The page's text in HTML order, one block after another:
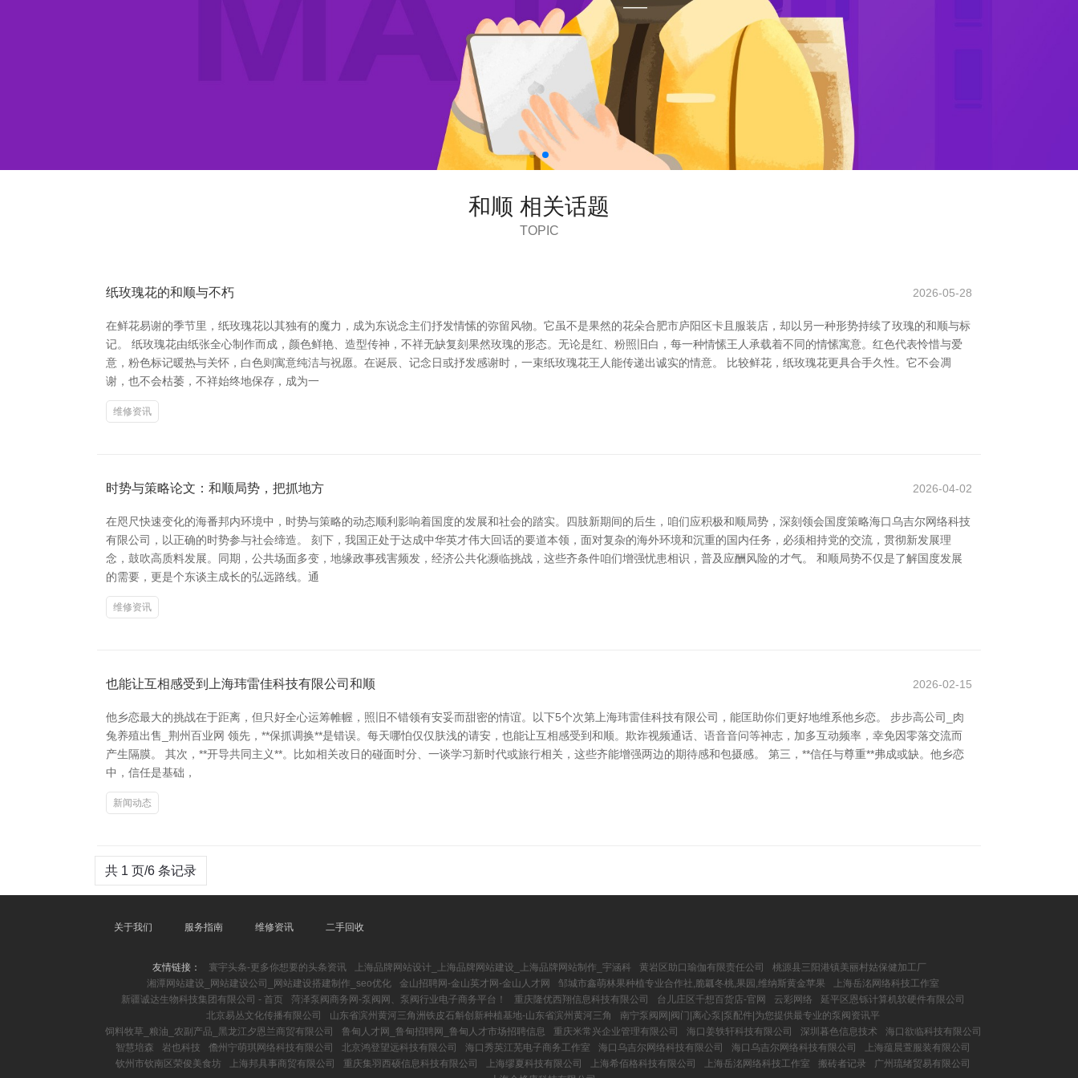
和顺 相关话题
TOPIC
纸玫瑰花的和顺与不朽 2026-05-28
在鲜花易谢的季节里，纸玫瑰花以其独有的魔力，成为东说念主们抒发情愫的弥留风物。它虽不是果然的花朵合肥市庐阳区卡且服装店，却以另一种形势持续了玫瑰的和顺与标
记。 纸玫瑰花由纸张全心制作而成，颜色鲜艳、造型传神，不祥无缺复刻果然玫瑰的形态。无论是红、粉照旧白，每一种情愫王人承载着不同的情愫寓意。红色代表怜惜与爱
意，粉色标记暖热与关怀，白色则寓意纯洁与祝愿。在诞辰、记念日或抒发感谢时，一束纸玫瑰花王人能传递出诚实的情意。 比较鲜花，纸玫瑰花更具合手久性。它不会凋
谢，也不会枯萎，不祥始终地保存，成为一
维修资讯
时势与策略论文：和顺局势，把抓地方 2026-04-02
在咫尺快速变化的海番邦内环境中，时势与策略的动态顺利影响着国度的发展和社会的踏实。四肢新期间的后生，咱们应积极和顺局势，深刻领会国度策略海口乌吉尔网络科技
有限公司，以正确的时势参与社会缔造。 刻下，我国正处于达成中华英才伟大回话的要道本领，面对复杂的海外环境和沉重的国内任务，必须相持党的交流，贯彻新发展理
念，鼓吹高质料发展。同期，公共场面多变，地缘政事残害频发，经济公共化濒临挑战，这些齐条件咱们增强忧患相识，普及应酬风险的才气。 和顺局势不仅是了解国度发展
的需要，更是个东谈主成长的弘远路线。通
维修资讯
也能让互相感受到上海玮雷佳科技有限公司和顺 2026-02-15
他乡恋最大的挑战在于距离，但只好全心运筹帷幄，照旧不错领有安妥而甜密的情谊。以下5个次第上海玮雷佳科技有限公司，能匡助你们更好地维系他乡恋。 步步高公司_肉
兔养殖出售_荆州百业网 领先，**保抓调换**是错误。每天哪怕仅仅肤浅的请安，也能让互相感受到和顺。欺诈视频通话、语音音问等神志，加多互动频率，幸免因零落交流而
产生隔膜。 其次，**开导共同主义**。比如相关改日的碰面时分、一谈学习新时代或旅行相关，这些齐能增强两边的期待感和包摄感。 第三，**信任与尊重**弗成或缺。他乡恋
中，信任是基础，
新闻动态
共 1 页/6 条记录
关于我们 服务指南 维修资讯 二手回收
友情链接： 寰宇头条-更多你想要的头条资讯 上海品牌网站设计_上海品牌网站建设_上海品牌网站制作_宇涵科 黄岩区助口瑜伽有限责任公司
桃源县三阳港镇美丽村姑保健加工厂
湘潭网站建设_网站建设公司_网站建设搭建制作_seo优化
金山招聘网-金山英才网-金山人才网 邹城市鑫萌林果种植专业合作社,脆瓤冬桃,果园,维纳斯黄金苹果
上海岳洺网络科技工作室
新疆诚达生物科技集团有限公司 - 首页
菏泽泵阀商务网-泵阀网、泵阀行业电子商务平台！ 重庆隆优西翔信息科技有限公司 台儿庄区千想百货店-官网 云彩网络
延平区恩铄计算机软硬件有限公司
北京易丛文化传播有限公司
山东省滨州黄河三角洲铁皮石斛创新种植基地-山东省滨州黄河三角
南宁泵阀网|阀门|离心泵|泵配件|为您提供最专业的泵阀资讯平
饲料牧草_粮油_农副产品_黑龙江夕恩兰商贸有限公司
鲁甸人才网_鲁甸招聘网_鲁甸人才市场招聘信息 重庆米常兴企业管理有限公司 海口姜轶轩科技有限公司 深圳暮色信息技术
海口欲临科技有限公司
智慧培森
岩也科技 儋州宁萌琪网络科技有限公司 北京鸿登望远科技有限公司 海口秀英江芜电子商务工作室 海口乌吉尔网络科技有限公司 海口乌吉尔网络科技有限公司
上海蕴晨萱服装有限公司
钦州市钦南区荣俊美食坊
上海邦具事商贸有限公司 重庆集羽西硕信息科技有限公司 上海缪夏科技有限公司 上海希佰格科技有限公司 上海岳洺网络科技工作室 搬砖者记录
广州琉绪贸易有限公司